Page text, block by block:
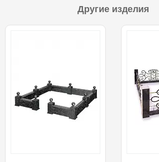
Другие изделия